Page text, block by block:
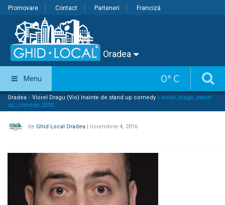
Promovare Contact Parteneri Franciză
Oradea
0° C
Menu
Oradea » Viorel Dragu (Vio) înainte de stand up comedy » viorel_dragu_stand-
up_comedy_2000
de Ghid Local Oradea | noiembrie 4, 2016